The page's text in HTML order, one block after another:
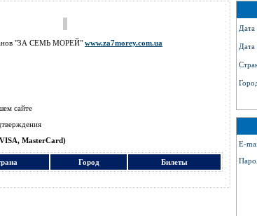
"ЗА СЕМЬ МОРЕЙ" www.za7morey.com.ua
сайте
VISA, MasterCard)
Город Билеты
Дата
Дата
E-